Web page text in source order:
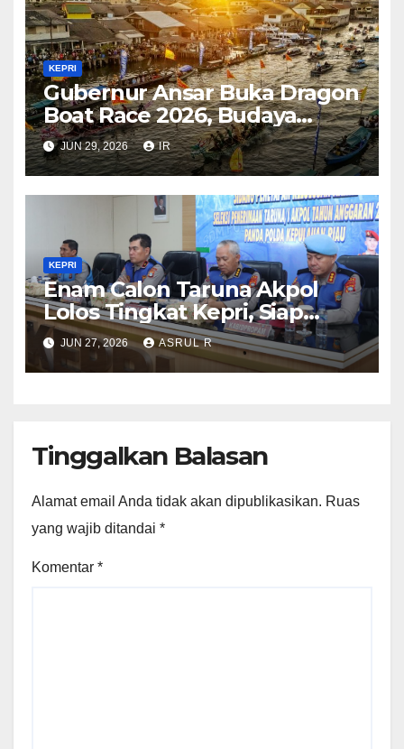
KEPRI
Gubernur Ansar Buka Dragon
Boat Race 2026, Budaya
Bahari Dongkrak Pariwisata
Kepri
JUN 29, 2026 IR
KEPRI
Enam Calon Taruna Akpol
Lolos Tingkat Kepri, Siap
Mengikuti Seleksi Akpol
Tingkat Pusat 2 Juli 2026
JUN 27, 2026 ASRUL R
Tinggalkan Balasan
Alamat email Anda tidak akan dipublikasikan. Ruas
yang wajib ditandai *
Komentar *